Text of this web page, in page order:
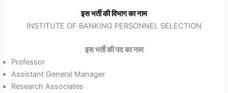
इस भर्ती की विभाग का नाम
INSTITUTE OF BANKING PERSONNEL SELECTION
इस भर्ती की पद का नाम
Professor
Assistant General Manager
Research Associates